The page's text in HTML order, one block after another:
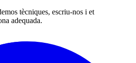
tècniques, escriu-nos i et
adequada.